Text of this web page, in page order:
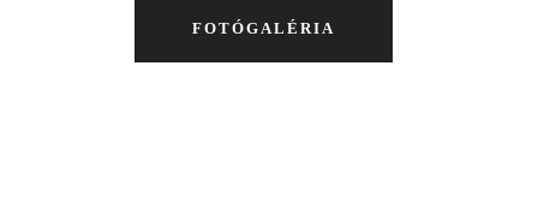
FOTÓGALÉRIA